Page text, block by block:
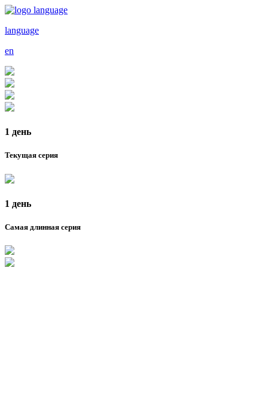
language
en
1 день
Текущая серия
1 день
Самая длинная серия